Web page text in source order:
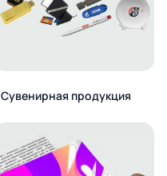
Сувенирная продукция